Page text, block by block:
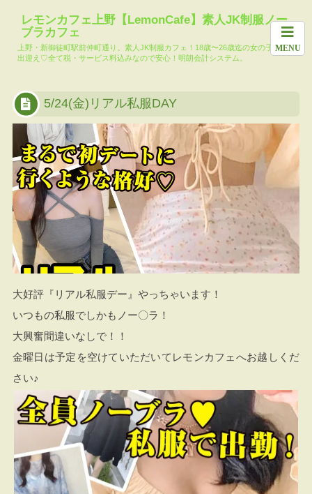
ホーム 料金システム 求人 女の子一覧
月間イベント
本日の出勤キ
ャスト
メール会員登
録
ブログ
リー池島
MENU
レモンカフェ上野【LemonCafe】素人JK制服ノー
ブラカフェ
上野・新御徒町駅前仲町通り。素人JK制服カフェ！18歳〜26歳迄の女の子達がお
出迎え♡全て税・サービス料込みなので安心！明朗会計システム。
5/24(金)リアル私服DAY
大好評『リアル私服デー』やっちゃいます！
いつもの私服でしかもノー〇ラ！
大興奮間違いなしで！！
金曜日は予定を空けていただいてレモンカフェへお越しくだ
さい♪